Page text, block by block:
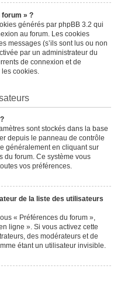
» ?
générés par phpBB 3.2 qui
au forum. Les cookies
messages (s’ils sont lus ou non
par un administrateur du
de connexion et de
cookies.
sont stockés dans la base
depuis le panneau de contrôle
généralement en cliquant sur
du forum. Ce système vous
vos préférences.
de la liste des utilisateurs
« Préférences du forum »,
ligne ». Si vous activez cette
des modérateurs et de
étant un utilisateur invisible.